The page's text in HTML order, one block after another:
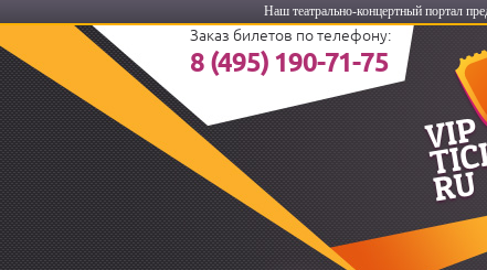
Наш театрально-концертный портал
Заказ билетов по телефону:
8 (495) 190-71-75